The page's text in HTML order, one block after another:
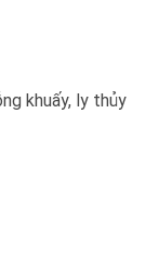
khuấy, ly thủy